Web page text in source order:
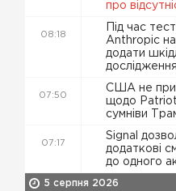
про
08:18
Під час
Anthropic
додати
дослідження
07:50
США не
щодо Patriot
сумніви
07:17
Signal
додаткові
до одного
5 серпня 2026